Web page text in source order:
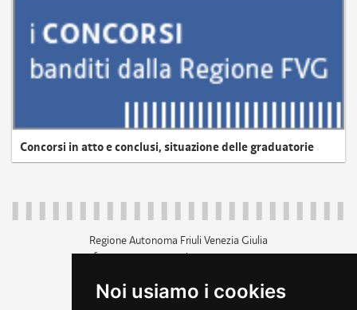
Noi usiamo i cookies
Concorsi in atto e conclusi, situazione delle graduatorie
Regione Autonoma Friuli Venezia Giulia
c.f. 80014930327; p.iva 00526040324
+39 040 3771111